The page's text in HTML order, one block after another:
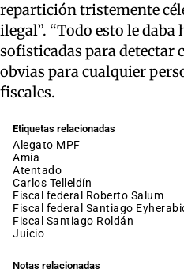
repartición tristemente
ilegal”. “Todo esto le
sofisticadas para detectar
obvias para cualquier
fiscales.
Etiquetas relacionadas
alegato MPF
amia
atentado
Carlos Telleldín
fiscal federal Roberto Salum
fiscal federal Santiago
fiscal Santiago Roldán
juicio
Notas relacionadas